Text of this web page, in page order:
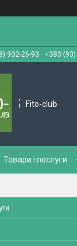
902-26-93 +380 (93)
Fito-club
Товари і послуги